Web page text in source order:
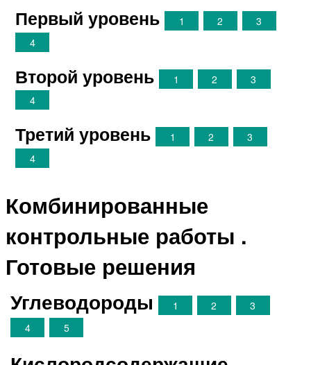
Первый уровень 1 2
3
4
Второй уровень 1 2
3
4
Третий уровень 1 2
3
4
Комбинированные
контрольные работы .
Готовые решения
Углеводороды 1 2
3
4
5